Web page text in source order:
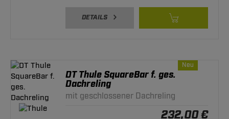
DETAILS
Neu
DT Thule SquareBar f. ges.
Dachreling
mit geschlossener Dachreling
232,00 €